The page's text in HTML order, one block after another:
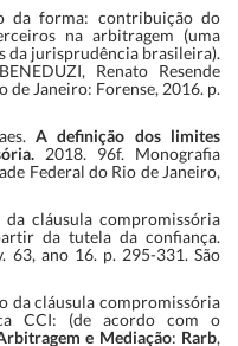
da forma: contribuição do
na arbitragem (uma
da jurisprudência brasileira).
Renato Resende
de Janeiro: Forense, 2016. p.
A definição dos limites
2018. 96f. Monografia
Federal do Rio de Janeiro,
cláusula compromissória
da tutela da confiança.
63, ano 16. p. 295-331. São
da cláusula compromissória
CCI: (de acordo com o
e Mediação: Rarb,